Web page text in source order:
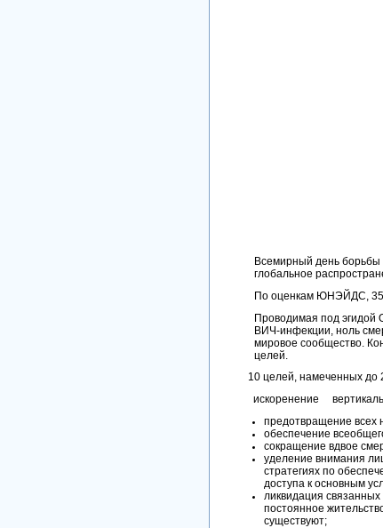
Всемирный день борьбы
глобальное
По оценкам ЮНЭЙДС,
Проводимая под эгидой
ВИЧ-инфекции, ноль
мировое сообщество.
целей.
10 целей, намеченных до
искоренение
предотвращение всех
обеспечение
сокращение вдвое
уделение внимания
стратегиях по
доступа к основным
ликвидация
постоянное
существуют;